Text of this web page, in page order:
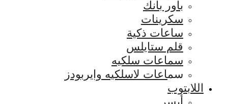
باور بانك
سكرينات
ساعات ذكية
قلم ستايلس
سماعات سلكيه
سماعات لاسلكيه وايربودز
اللابتوب